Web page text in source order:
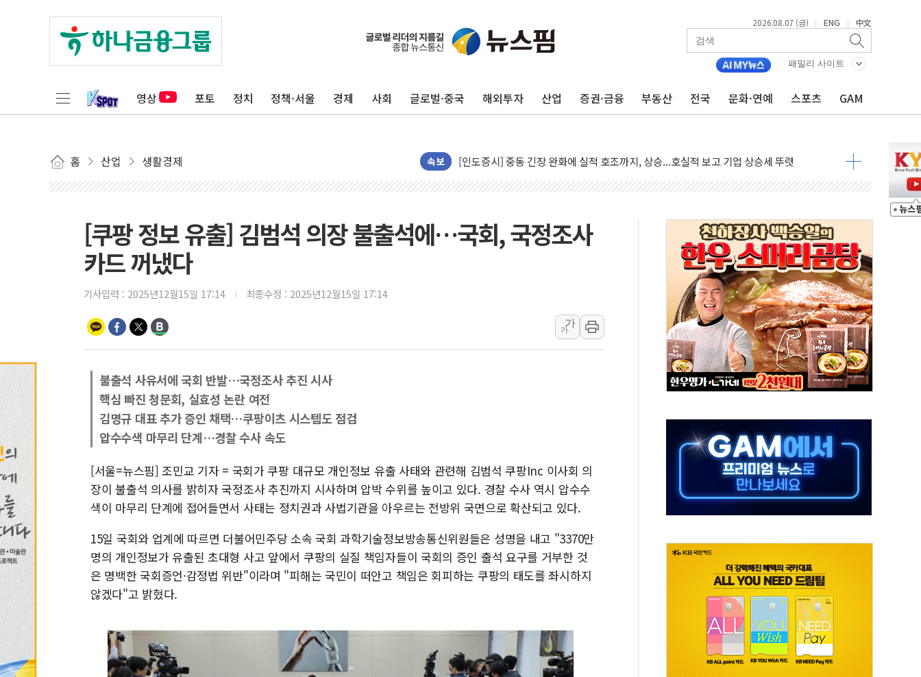
2026.08.07 (금) | ENG | 中文
패밀리 사이트
영상 포토 정치 정책·서울 경제 사회 글로벌·중국 해외투자 산업 증권·금융 부동산 전국 문화·연예 스포츠 GAM
홈 산업 생활경제 속보
구광모, 내주 실리콘밸리서 젠슨 황 재회…로봇·AI 데이터센터·모빌리티 구체화
뉴욕증시 개장 전 특징주...모더나·아이온큐·도어대시↑ VS 샌디스크·피그마·앱러빈↓
김정관 장관 "영업이익 N% 성과급 반대…상법·자본시장법 개정 논의"
청와대, 북한 단거리 탄도미사일 발사에 긴급 안보 점검회의
금값 7주 만에 최고…美 고용 둔화·호르무즈 재개방 기대에 강세
러, 1인칭시점 드론으로 우크라 민간인 '사파리' 공격… 시민들 공포감 극대화 전략
[베트남 증시] 지수 하락 속 'DGC' 임시 주총 기대감에 홀로 상한가…마진 잔액은 사상 최고
양주 섬유염색공장서 화재 1명 중상…대응 1단계 진압 중
김정관 산업부 장관 "주 52시간 손봐야, 경쟁상대 中과 비교해야"
해군 1함대 창설 80주년…지역과 함께하는 '선봉'의 대민 봉사
[3보] 북, 원산서 동해로 단거리 탄도미사일 1발 발사… 올해 10번째·42일 만 도발
우크라 드론 전술, 중남미 콜롬비아에 새 안보 위기… 반군·마약카르텔이 습득해 전투 활용
동해해경, 독도 해상서 부유물 감긴 어선 구조
주한미군 "오산기지 누출, 백린 아닌 무해한 표면 부식 물질"
구미 폐염산처리업체서 불 2시간30여분만에 진화...외국인 노동자 숨져
[쿠팡 정보 유출] 김범석 의장 불출석에…국회, 국정조사
카드 꺼냈다
기사입력 : 2025년12월15일 17:14 최종수정 : 2025년12월15일 17:14
가
가
불출석 사유서에 국회 반발…국정조사 추진 시사
핵심 빠진 청문회, 실효성 논란 여전
김명규 대표 추가 증인 채택…쿠팡이츠 시스템도 점검
압수수색 마무리 단계…경찰 수사 속도
[서울=뉴스핌] 조민교 기자 = 국회가 쿠팡 대규모 개인정보 유출 사태와 관련해 김범석 쿠팡Inc 이사회 의
장이 불출석 의사를 밝히자 국정조사 추진까지 시사하며 압박 수위를 높이고 있다. 경찰 수사 역시 압수수
색이 마무리 단계에 접어들면서 사태는 정치권과 사법기관을 아우르는 전방위 국면으로 확산되고 있다.
15일 국회와 업계에 따르면 더불어민주당 소속 국회 과학기술정보방송통신위원들은 성명을 내고 "3370만
명의 개인정보가 유출된 초대형 사고 앞에서 쿠팡의 실질 책임자들이 국회의 증인 출석 요구를 거부한 것
은 명백한 국회증언·감정법 위반"이라며 "피해는 국민이 떠안고 책임은 회피하는 쿠팡의 태도를 좌시하지
않겠다"고 밝혔다.